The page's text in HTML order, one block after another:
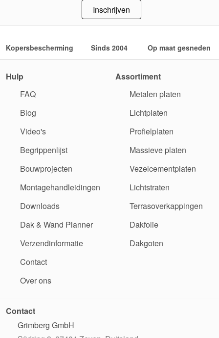
Inschrijven
Kopersbescherming Sinds 2004 Op maat gesneden
Hulp
FAQ
Blog
Video's
Begrippenlijst
Bouwprojecten
Montagehandleidingen
Downloads
Dak & Wand Planner
Verzendinformatie
Contact
Over ons
Assortiment
Metalen platen
Lichtplaten
Profielplaten
Massieve platen
Vezelcementplaten
Lichtstraten
Terrasoverkappingen
Dakfolie
Dakgoten
Contact
Grimberg GmbH